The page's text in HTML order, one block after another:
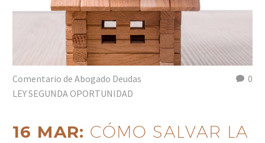
0
Comentario de Abogado Deudas
LEY SEGUNDA OPORTUNIDAD
16 MAR: CÓMO SALVAR LA